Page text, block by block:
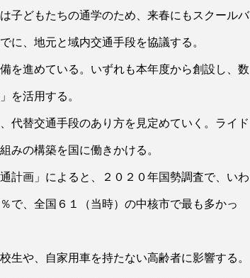
子どもたちの通学のため、来春にもスクールバ
に、地元と域内交通手段を協議する。
を進めている。いずれも本年度から創設し、数
を活用する。
代替交通手段のあり方を見定めていく。ライド
みの構築を国に働きかける。
計画」によると、２０２０年国勢調査で、いわ
で、全国６１（当時）の中核市で最も多かっ
や、自家用車を持たない高齢者に影響する。